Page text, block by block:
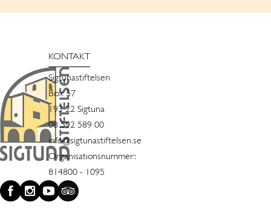
KONTAKT
Sigtunastiftelsen
Box 57
193 22 Sigtuna
08 592 589 00
info@sigtunastiftelsen.se
Organisationsnummer:
814800 - 1095